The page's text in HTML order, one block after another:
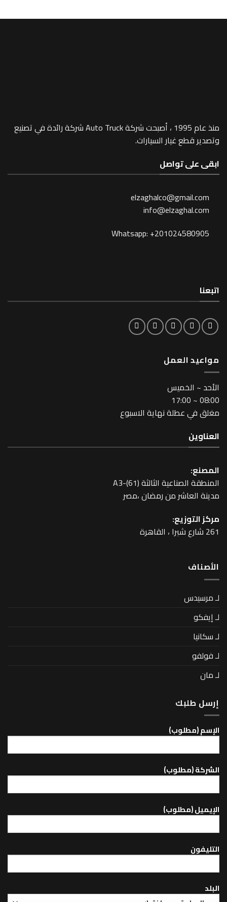
منذ عام 1995 ، أصبحت شركة Auto Truck شركة رائدة في تصنيع
وتصدير قطع غيار السيارات.
ابقى على تواصل
elzaghalco@gmail.com
info@elzaghal.com
Whatsapp: +201024580905
اتبعنا
مواعيد العمل
اﻷحد ~ الخميس
08:00 ~ 17:00
مغلق في عطلة نهاية الاسبوع
العناوين
المصنع:
المنطقة الصناعية الثالثة A3-(61)
مدينة العاشر من رمضان ،مصر
مركز التوزيع:
261 شارع شبرا ، القاهرة
اﻷصناف
لـ مرسيدس
لـ إيفكو
لـ سكانيا
لـ فولفو
لـ مان
إرسل طلبك
اﻹسم (مطلوب)
الشركة (مطلوب)
اﻹيميل (مطلوب)
التليفون
البلد